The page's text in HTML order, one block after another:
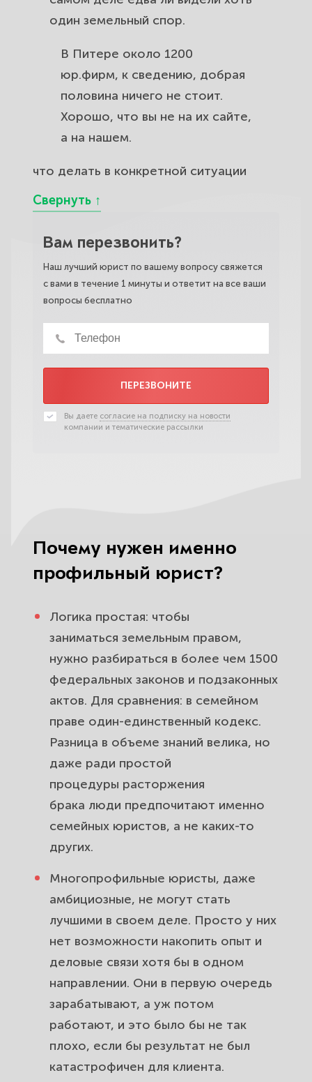
один земельный спор.
В Питере около 1200
юр.фирм, к сведению, добрая
половина ничего не стоит.
Хорошо, что вы не на их сайте,
а на нашем.
что делать в конкретной ситуации
Вам перезвонить?
Наш лучший юрист по вашему вопросу свяжется
с вами в течение 1 минуты и ответит на все ваши
вопросы бесплатно
ПЕРЕЗВОНИТЕ
Вы даете согласие на подписку на новости
компании и тематические рассылки
Почему нужен именно
профильный юрист?
Логика простая: чтобы
заниматься земельным правом,
нужно разбираться в более чем 1500
федеральных законов и подзаконных
актов. Для сравнения: в семейном
праве один-единственный кодекс.
Разница в объеме знаний велика, но
даже ради простой
процедуры расторжения
брака люди предпочитают именно
семейных юристов, а не каких-то
других.
Многопрофильные юристы, даже
амбициозные, не могут стать
лучшими в своем деле. Просто у них
нет возможности накопить опыт и
деловые связи хотя бы в одном
направлении. Они в первую очередь
зарабатывают, а уж потом
работают, и это было бы не так
плохо, если бы результат не был
катастрофичен для клиента.